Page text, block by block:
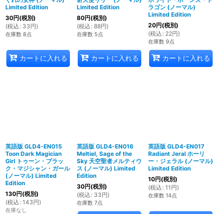
Limited Edition
30円(税別)
(税込 : 33円)
在庫数 8点
カートに入れる
Limited Edition
80円(税別)
(税込 : 88円)
在庫数 5点
カートに入れる
ラゴン (ノーマル)
Limited Edition
20円(税別)
(税込 : 22円)
在庫数 9点
カートに入れる
英語版 GLD4-EN015
Toon Dark Magician
Girl トゥーン・ブラッ
ク・マジシャン・ガール
(ノーマル) Limited
Edition
130円(税別)
(税込 : 143円)
在庫なし
英語版 GLD4-EN016
Meltiel, Sage of the
Sky 天空聖者メルティウ
ス (ノーマル) Limited
Edition
30円(税別)
(税込 : 33円)
在庫数 7点
英語版 GLD4-EN017
Radiant Jeral ホーリ
ー・ジェラル (ノーマル)
Limited Edition
10円(税別)
(税込 : 11 円)
在庫数 14点